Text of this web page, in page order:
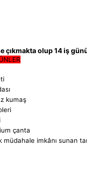
çıkmakta olup 14 iş
kumaş
çanta
müdahale imkânı sunan